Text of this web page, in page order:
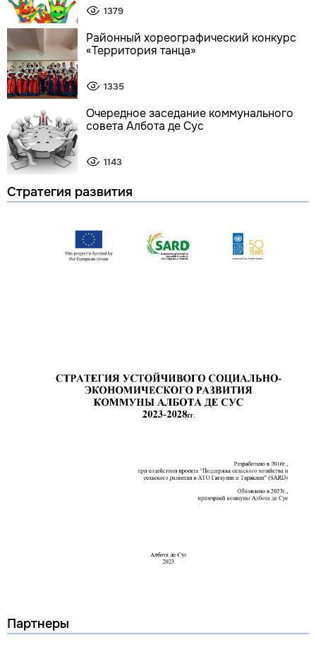
1379
Районный хореографический конкурс
«Территория танца»
1335
Очередное заседание коммунального
совета Албота де Сус
1143
Стратегия развития
Партнеры